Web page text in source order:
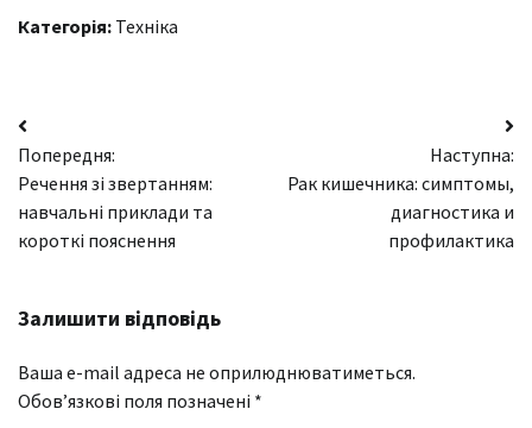
Категорія: Техніка
Навігація
записів
Попередня:
Речення зі звертанням:
навчальні приклади та
короткі пояснення
Наступна:
Рак кишечника: симптомы,
диагностика и
профилактика
Залишити відповідь
Ваша e-mail адреса не оприлюднюватиметься.
Обов’язкові поля позначені *